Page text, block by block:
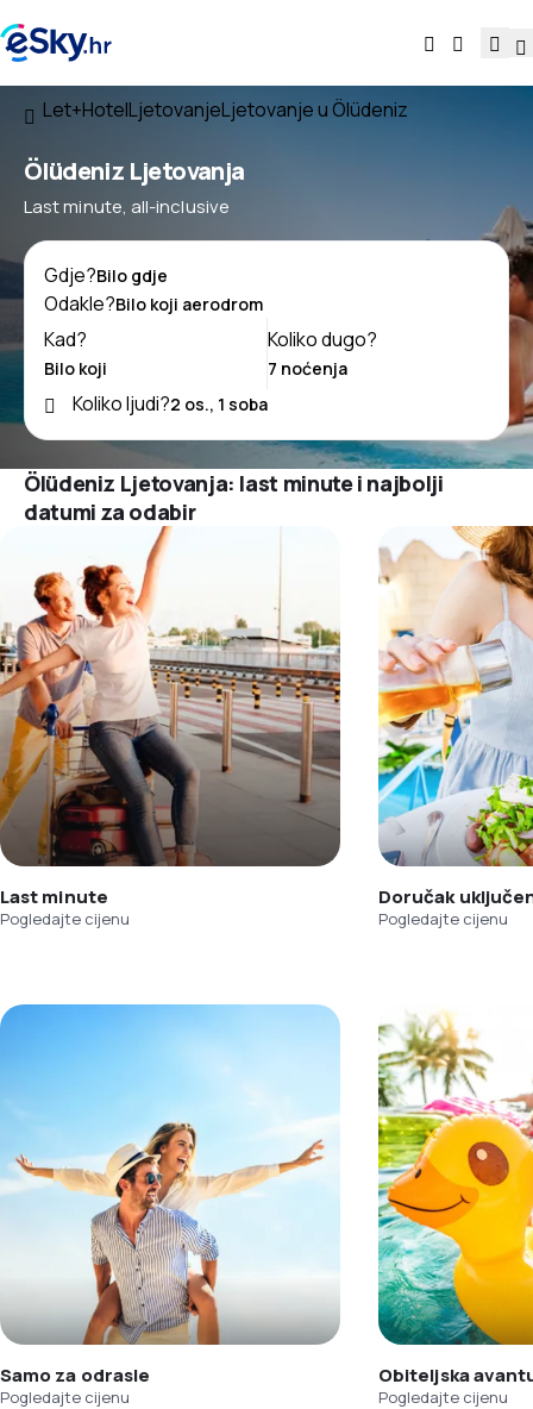
Let+HotelLjetovanjeLjetovanje u Ölüdeniz
Ölüdeniz Ljetovanja
Last minute, all-inclusive
Gdje?
Odakle?
Kad?
Koliko dugo?
Koliko ljudi?
Ölüdeniz Ljetovanja: last minute i najbolji
datumi za odabir
Last minute
Pogledajte cijenu
Doručak
Pogledajte cijenu
Samo za odrasle
Pogledajte cijenu
Obiteljska
Pogledajte cijenu